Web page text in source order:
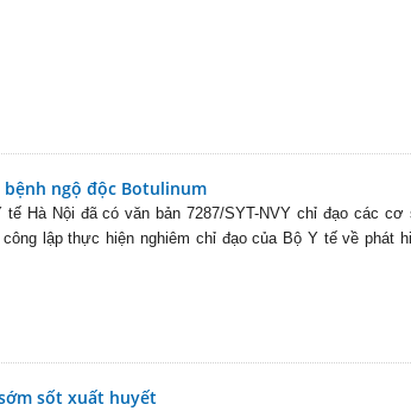
bệnh ngộ độc Botulinum
tế Hà Nội đã có văn bản 7287/SYT-NVY chỉ đạo các
công lập thực hiện nghiêm chỉ đạo của Bộ Y tế về phát
sốt xuất huyết